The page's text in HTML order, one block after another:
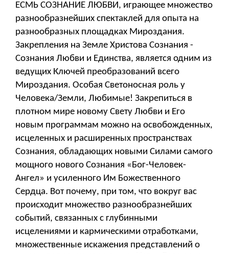
ЕСМЬ СОЗНАНИЕ ЛЮБВИ, играющее множество
разнообразнейших спектаклей для опыта на
разнообразных площадках Мироздания.
Закрепления на Земле Христова Сознания -
Сознания Любви и Единства, является одним из
ведущих Ключей преобразований всего
Мироздания. Особая Светоносная роль у
Человека/Земли, Любимые! Закрепиться в
плотном мире новому Свету Любви и Его
новым программам можно на освобожденных,
исцеленных и расширенных пространствах
Сознания, обладающих новыми Силами самого
мощного нового Сознания «Бог-Человек-
Ангел» и усиленного Им Божественного
Сердца. Вот почему, при том, что вокруг вас
происходит множество разнообразнейших
событий, связанных с глубинными
исцелениями и кармическими отработками,
множественные искажения представлений о